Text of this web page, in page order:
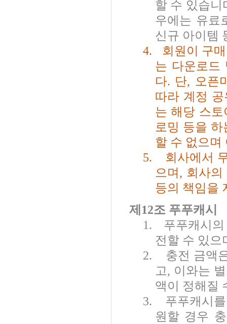
할 수 있습니
우에는 유료
신규 아이템
4.
회원이 구
는 다운로드
다. 단,
오픈
따라 계정
는 해당 스
로밍 등을
할 수 없으며
5.
회사에서
으며 , 회사
등의 책임을
제 12조 푸푸캐시
1.
푸푸캐시
전할 수 있으
2.
충전 금액
고, 이와는
액이 정해질
3.
푸푸캐시
원할 경우